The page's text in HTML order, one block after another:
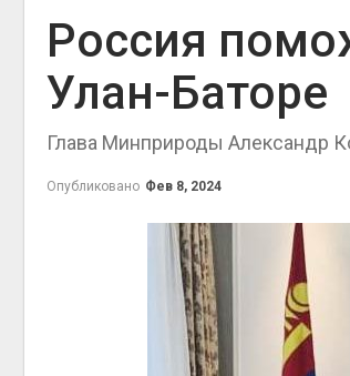
Россия
Улан-Баторе
Глава Минприроды Александр
Опубликовано Фев 8, 2024